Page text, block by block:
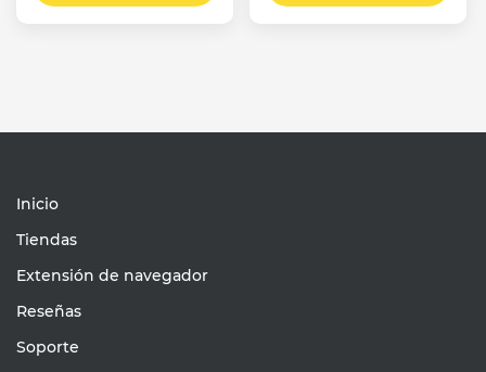
Inicio
Tiendas
Extensión de navegador
Reseñas
Soporte